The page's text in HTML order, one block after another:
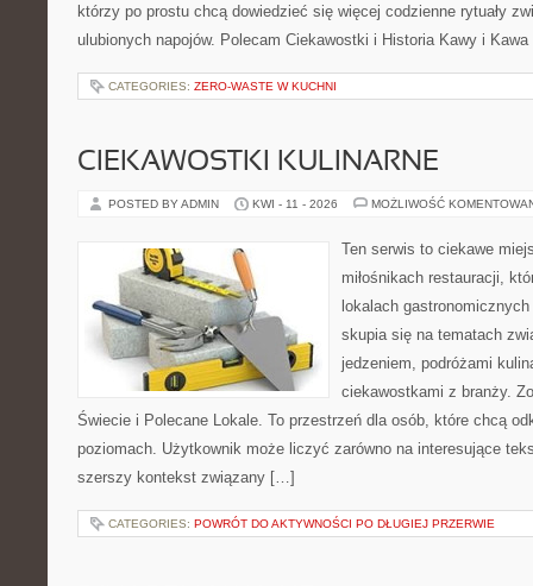
którzy po prostu chcą dowiedzieć się więcej codzienne rytuały
ulubionych napojów. Polecam Ciekawostki i Historia Kawy i
CATEGORIES: ZERO-WASTE W KUCHNI
CIEKAWOSTKI KULINARNE
POSTED BY ADMIN KWI - 11 - 2026 MOŻLIWOŚĆ
Ten serwis to ciekawe
miłośnikach restauracji,
lokalach
skupia się na tematach
jedzeniem, podróżami
ciekawostkami z branży.
Świecie i Polecane Lokale. To przestrzeń dla osób, które chcą
poziomach. Użytkownik może liczyć zarówno na interesujące
szerszy kontekst związany […]
CATEGORIES: POWRÓT DO AKTYWNOŚCI PO DŁUGIEJ PRZERWIE